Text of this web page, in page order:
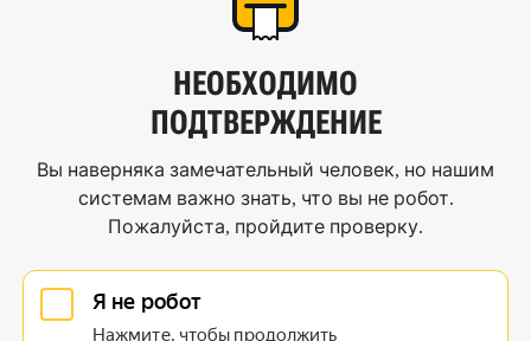
НЕОБХОДИМО
ПОДТВЕРЖДЕНИЕ
Вы наверняка замечательный человек, но нашим
системам важно знать, что вы не робот.
Пожалуйста, пройдите проверку.